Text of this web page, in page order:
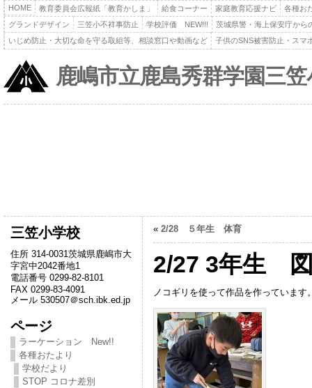
HOME 教育委員会広報紙「教育かしま」 給食コーナー 家庭教育応援ナビ
各種お
グランドデザイン
三笠小不祥事防止 学校評価 NEW!!!
茨城県警・海上保安庁から
いじめ防止・大切な命を守る取組等、相談窓口や動画など
子供のSNS被害防止・スマ
鹿嶋市立鹿島秀群学園三
三笠小学校
住所 314-0031茨城県鹿嶋市大
字宮中2042番地1
電話番号 0299-82-8101
FAX 0299-83-4091
メール 530507＠sch.ibk.ed.jp
ページ
ラーケーション New!!
各種おたより
学校だより
STOP コロナ差別
« 2/28 ５年生 体育
2/27 3年生
ノコギリを使って作品を作っています